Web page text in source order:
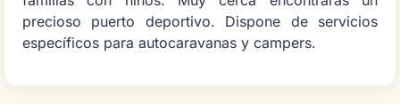
precioso puerto deportivo. Dispone de servicios
específicos para autocaravanas y campers.